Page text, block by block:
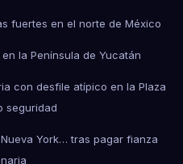
fuertes en el norte de México
la Península de Yucatán
con desfile atípico en la Plaza
seguridad
York… tras pagar fianza